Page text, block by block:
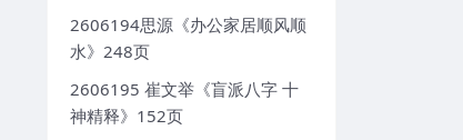
2606194思源《办公家居顺风顺
水》248页
2606195 崔文举《盲派八字 十
神精释》152页